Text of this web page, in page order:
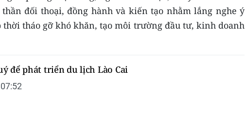
đối thoại, đồng hành và kiến tạo nhằm lắng nghe ý
tháo gỡ khó khăn, tạo môi trường đầu tư, kinh doanh
để phát triển du lịch Lào Cai